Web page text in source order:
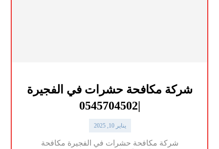
شركة مكافحة حشرات في الفجيرة
يناير 10, 2025
شركة مكافحة حشرات في الفجيرة مكافحة